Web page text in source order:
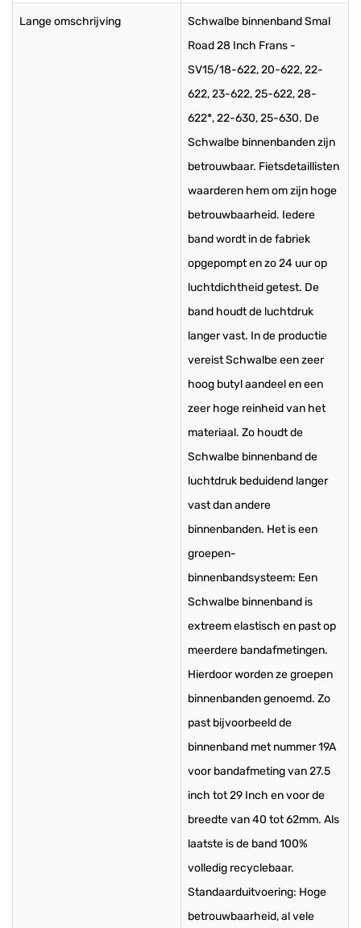
Lange omschrijving
Schwalbe binnenband Smal
Road 28 Inch Frans -
SV15/18-622, 20-622, 22-
622, 23-622, 25-622, 28-
622*, 22-630, 25-630. De
Schwalbe binnenbanden zijn
betrouwbaar. Fietsdetaillisten
waarderen hem om zijn hoge
betrouwbaarheid. Iedere
band wordt in de fabriek
opgepompt en zo 24 uur op
luchtdichtheid getest. De
band houdt de luchtdruk
langer vast. In de productie
vereist Schwalbe een zeer
hoog butyl aandeel en een
zeer hoge reinheid van het
materiaal. Zo houdt de
Schwalbe binnenband de
luchtdruk beduidend langer
vast dan andere
binnenbanden. Het is een
groepen-
binnenbandsysteem: Een
Schwalbe binnenband is
extreem elastisch en past op
meerdere bandafmetingen.
Hierdoor worden ze groepen
binnenbanden genoemd. Zo
past bijvoorbeeld de
binnenband met nummer 19A
voor bandafmeting van 27.5
inch tot 29 Inch en voor de
breedte van 40 tot 62mm. Als
laatste is de band 100%
volledig recyclebaar.
Standaarduitvoering: Hoge
betrouwbaarheid, al vele